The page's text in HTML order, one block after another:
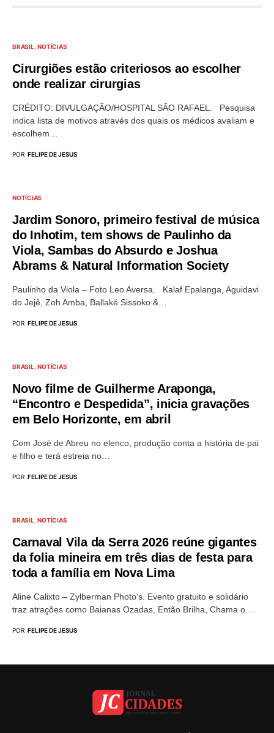
BRASIL NOTÍCIAS
Cirurgiões estão criteriosos ao escolher
onde realizar cirurgias
CRÉDITO: DIVULGAÇÃO/HOSPITAL SÃO RAFAEL. Pesquisa
indica lista de motivos através dos quais os médicos avaliam e
escolhem…
POR FELIPE DE JESUS
NOTÍCIAS
Jardim Sonoro, primeiro festival de música
do Inhotim, tem shows de Paulinho da
Viola, Sambas do Absurdo e Joshua
Abrams & Natural Information Society
Paulinho da Viola – Foto Leo Aversa. Kalaf Epalanga, Aguidavi
do Jejê, Zoh Amba, Ballaké Sissoko &…
POR FELIPE DE JESUS
BRASIL NOTÍCIAS
Novo filme de Guilherme Araponga,
“Encontro e Despedida”, inicia gravações
em Belo Horizonte, em abril
Com José de Abreu no elenco, produção conta a história de pai
e filho e terá estreia no…
POR FELIPE DE JESUS
BRASIL NOTÍCIAS
Carnaval Vila da Serra 2026 reúne gigantes
da folia mineira em três dias de festa para
toda a família em Nova Lima
Aline Calixto – Zylberman Photo’s. Evento gratuito e solidário
traz atrações como Baianas Ozadas, Então Brilha, Chama o…
POR FELIPE DE JESUS